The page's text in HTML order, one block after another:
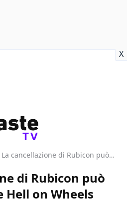
X
TV
La cancellazione di Rubicon può avvantaggiare Hell on Wheels
di Rubicon può
on Wheels